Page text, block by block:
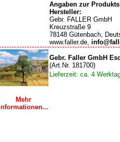
Angaben zur
Hersteller:
Gebr. FALLER GmbH
Kreuzstraße 9
78148 Gütenbach,
www.faller.de,
Mehr
Informationen...
Gebr. Faller GmbH
(Art.Nr. 181700)
Lieferzeit: ca. 4